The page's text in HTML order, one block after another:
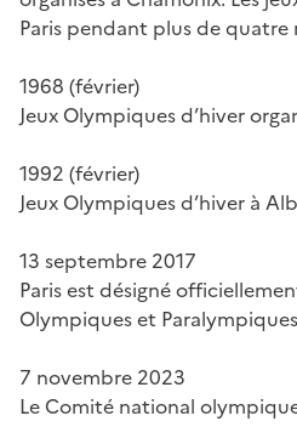
Paris pendant plus de quatre
1968 (février)
Jeux Olympiques d’hiver
1992 (février)
Jeux Olympiques d’hiver à
13 septembre 2017
Paris est désigné
Olympiques et
7 novembre 2023
Le Comité national